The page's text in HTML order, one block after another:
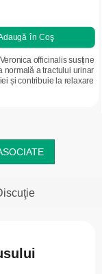
în Coş
officinalis susține
normală a tractului urinar
și contribuie la relaxare